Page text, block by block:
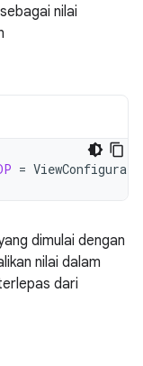
nilai
=
dimulai dengan
nilai dalam
dari